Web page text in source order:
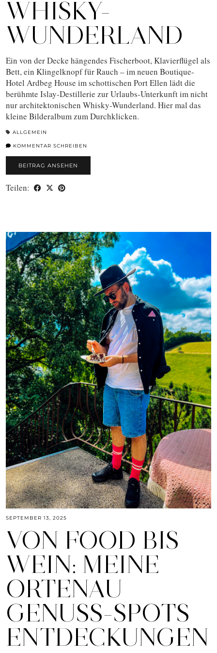
WHISKY-
WUNDERLAND
Ein von der Decke hängendes Fischerboot, Klavierflügel als
Bett, ein Klingelknopf für Rauch – im neuen Boutique-
Hotel Ardbeg House im schottischen Port Ellen lädt die
berühmte Islay-Destillerie zur Urlaubs-Unterkunft im nicht
nur architektonischen Whisky-Wunderland. Hier mal das
kleine Bilderalbum zum Durchklicken.
ALLGEMEIN
KOMMENTAR SCHREIBEN
BEITRAG ANSEHEN
Teilen:
SEPTEMBER 13, 2025
VON FOOD BIS
WEIN: MEINE
ORTENAU
GENUSS-SPOTS
ENTDECKUNGEN